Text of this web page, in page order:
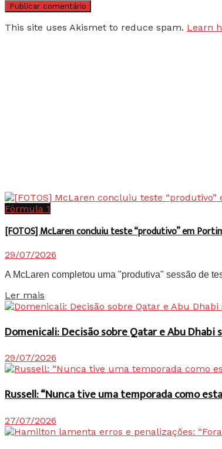
This site uses Akismet to reduce spam. Learn
Fórmula 1
[FOTOS] McLaren concluiu teste “produtivo” em
29/07/2026
A McLaren completou uma "produtiva" sessão de
Ler mais
Domenicali: Decisão sobre Qatar e Abu
29/07/2026
Russell: “Nunca tive uma temporada como
27/07/2026